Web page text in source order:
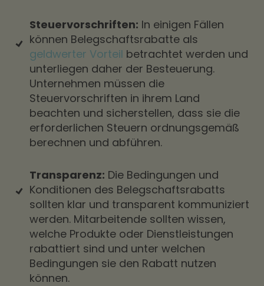
Steuervorschriften: In einigen Fällen
können Belegschaftsrabatte als
geldwerter Vorteil betrachtet werden und
unterliegen daher der Besteuerung.
Unternehmen müssen die
Steuervorschriften in ihrem Land
beachten und sicherstellen, dass sie die
erforderlichen Steuern ordnungsgemäß
berechnen und abführen.
Transparenz: Die Bedingungen und
Konditionen des Belegschaftsrabatts
sollten klar und transparent kommuniziert
werden. Mitarbeitende sollten wissen,
welche Produkte oder Dienstleistungen
rabattiert sind und unter welchen
Bedingungen sie den Rabatt nutzen
können.